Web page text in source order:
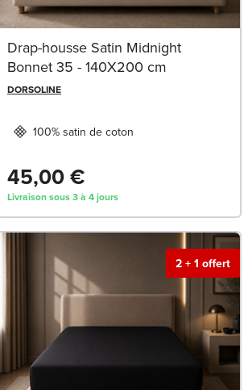
Drap-housse Satin Midnight
Bonnet 35 - 140X200 cm
DORSOLINE
100% satin de coton
45,00 €
Livraison sous 3 à 4 jours
2 + 1 offert